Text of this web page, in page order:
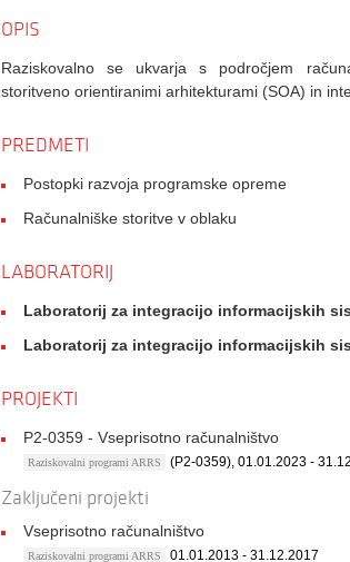
OPIS
Raziskovalno se ukvarja s področjem
storitveno orientiranimi arhitekturami (SOA) in
PREDMETI
Postopki razvoja programske opreme
Računalniške storitve v oblaku
LABORATORIJ
Laboratorij za integracijo informacijskih
Laboratorij za integracijo informacijskih
PROJEKTI
P2-0359 - Vseprisotno računalništvo
Raziskovalni programi ARRS (P2-0359), 01.01.2023 -
Zaključeni projekti
Vseprisotno računalništvo
Raziskovalni programi ARRS 01.01.2013 - 31.12.2017